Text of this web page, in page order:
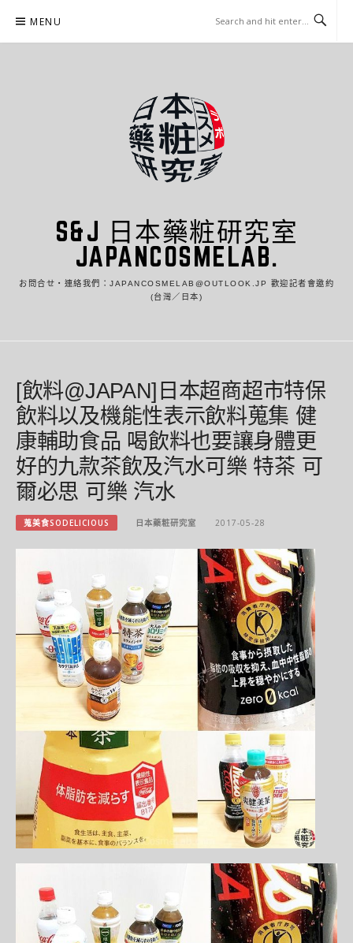
content
MENU
S&J 日本藥粧研究室
JAPANCOSMELAB.
お問合せ・連絡我們：JAPANCOSMELAB@OUTLOOK.JP 歡迎記者會邀約
(台灣／日本)
[飲料@JAPAN]日本超商超市特保
飲料以及機能性表示飲料蒐集 健
康輔助食品 喝飲料也要讓身體更
好的九款茶飲及汽水可樂 特茶 可
爾必思 可樂 汽水
蒐美食SODELICIOUS 日本藥粧研究室 2017-05-28